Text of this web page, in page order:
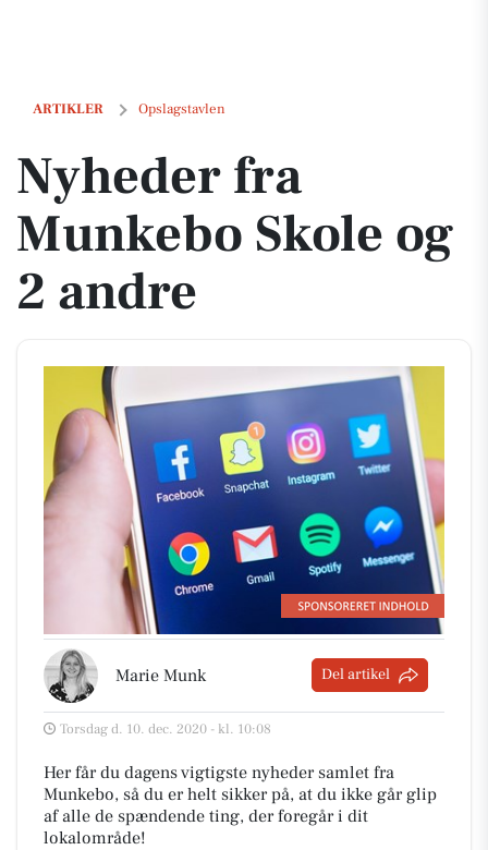
ARTIKLER Opslagstavlen
Nyheder fra Munkebo Skole og 2 andre
Nyheder fra
Munkebo Skole og
2 andre
Marie Munk Del artikel
Torsdag d. 10. dec. 2020 - kl. 10:08
Her får du dagens vigtigste nyheder samlet fra
Munkebo, så du er helt sikker på, at du ikke går glip
af alle de spændende ting, der foregår i dit
lokalområde!